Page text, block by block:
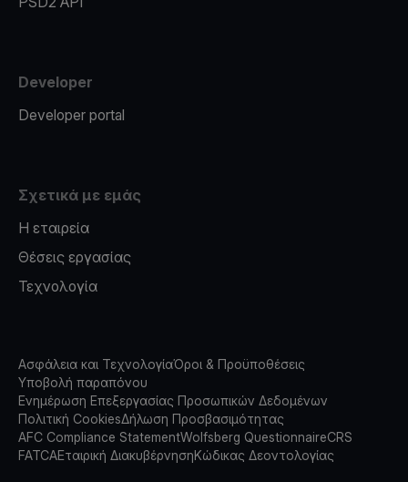
Developer
Developer portal
Σχετικά με εμάς
Η εταιρεία
Θέσεις εργασίας
Τεχνολογία
Ασφάλεια και ΤεχνολογίαΌροι & Προϋποθέσεις
Υποβολή παραπόνου
Ενημέρωση Επεξεργασίας Προσωπικών Δεδομένων
Πολιτική CookiesΔήλωση Προσβασιμότητας
AFC Compliance StatementWolfsberg QuestionnaireCRS
FATCAΕταιρική ΔιακυβέρνησηΚώδικας Δεοντολογίας